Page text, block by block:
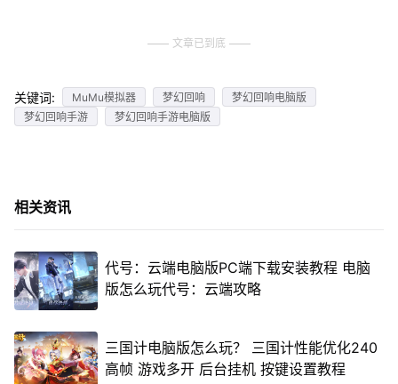
文章已到底
关键词: MuMu模拟器 梦幻回响
梦幻回响电脑版
梦幻回响手游
梦幻回响手游电脑版
相关资讯
代号：云端电脑版PC端下载安装教程 电脑
版怎么玩代号：云端攻略
三国计电脑版怎么玩？ 三国计性能优化240
高帧 游戏多开 后台挂机 按键设置教程